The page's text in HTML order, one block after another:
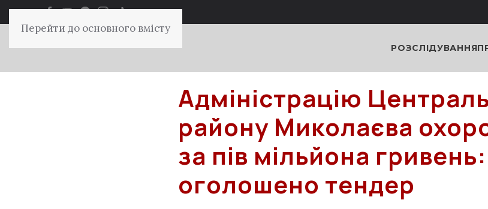
Перейти до основного вмісту
РОЗСЛІДУВАННЯ
Адміністрацію
району Миколаєва
за пів мільйона гривень:
оголошено тендер